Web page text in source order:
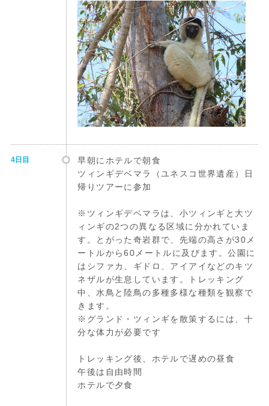
4日目
早朝にホテルで朝食
ツィンギデベマラ（ユネスコ世界遺産）日
帰りツアーに参加
※ツィンギデベマラは、小ツィンギと大ツ
ィンギの2つの異なる区域に分かれていま
す。とがった奇岩群で、先端の高さが30メ
ートルから60メートルに及びます。公園に
はシファカ、ギドロ、アイアイなどのキツ
ネザルが生息しています。トレッキング
中、水鳥と陸鳥の多種多様な種類を観察で
きます。
※グランド・ツィンギを散策するには、十
分な体力が必要です
トレッキング後、ホテルで遅めの昼食
午後は自由時間
ホテルで夕食